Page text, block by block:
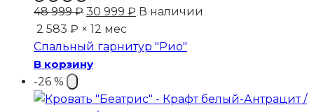
48 999₽ Первоначальная
цена
составляла
48
30 999 ₽ Текущая
30
В наличии
2 583 ₽ × 12 мес
Спальный гарнитур "Рио"
В корзину
-26 %